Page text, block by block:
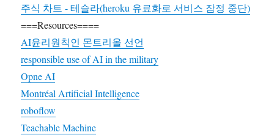
주식 차트 - 테슬라(heroku 유료화로 서비스 잠정 중단)
===Resources====
AI윤리원칙인 몬트리올 선언
responsible use of AI in the military
Opne AI
Montréal Artificial Intelligence
roboflow
Teachable Machine